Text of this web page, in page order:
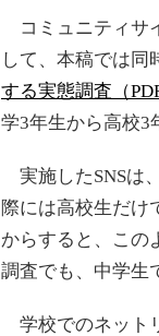
コミュニティサ
して、本稿では同
する実態調査（PDF
学3年生から高校3
実施したSNSは
際には高校生だけ
からすると、この
調査でも、中学生
学校でのネット